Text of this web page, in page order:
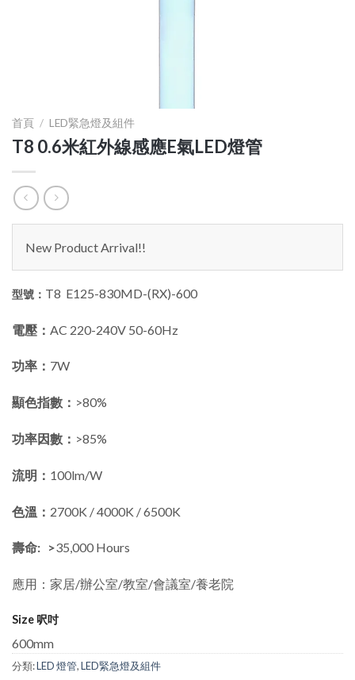
首頁 / LED緊急燈及組件
T8 0.6米紅外線感應E氣LED燈管
New Product Arrival!!
型號： T8 E125-830MD-(RX)-600
電壓： AC 220-240V 50-60Hz
功率： 7W
顯色指數： >80%
功率因數： >85%
流明： 100lm/W
色溫： 2700K / 4000K / 6500K
壽命: >35,000 Hours
應用：家居/辦公室/教室/會議室/養老院
Size 呎吋
600mm
分類:LED 燈管,LED緊急燈及組件